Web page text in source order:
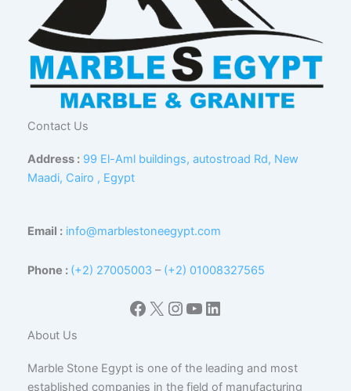
Contact Us
Address : 99 El-Aml buildings, autostroad Rd, New
Maadi, Cairo , Egypt
Email : info@marblestoneegypt.com
Phone : (+2) 27005003 – (+2) 01008327565
Facebook
X Instagram
YouTube
LinkedIn
About Us
Marble Stone Egypt is one of the leading and most
established companies in the field of manufacturing